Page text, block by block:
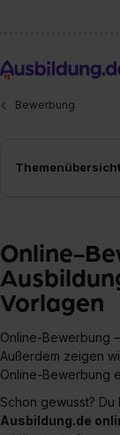
Bewerbung
Themenübersicht
Online-
Vorlagen
Online-Bewerbung
Außerdem zeigen
Online-Bewerbung
Schon gewusst? Du
Ausbildung.de